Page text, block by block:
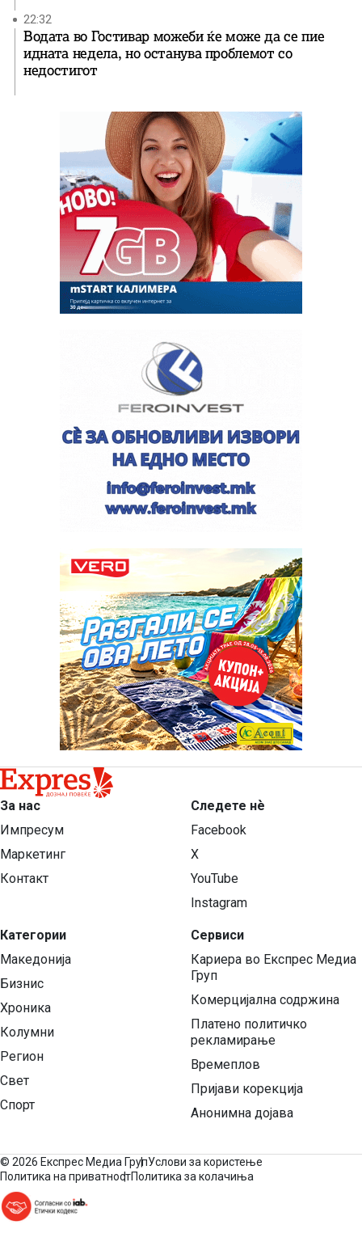
22:32
Водата во Гостивар можеби ќе може да се пие
идната недела, но останува проблемот со
недостигот
За нас
Импресум
Маркетинг
Контакт
Категории
Македонија
Бизнис
Хроника
Колумни
Регион
Свет
Спорт
Следете нѐ
Facebook
X
YouTube
Instagram
Сервиси
Кариера во Експрес Медиа
Груп
Комерцијална содржина
Платено политичко
рекламирање
Времеплов
Пријави корекција
Анонимна дојава
© 2026 Експрес Медиа ГрупУслови за користење
Политика на приватностПолитика за колачиња